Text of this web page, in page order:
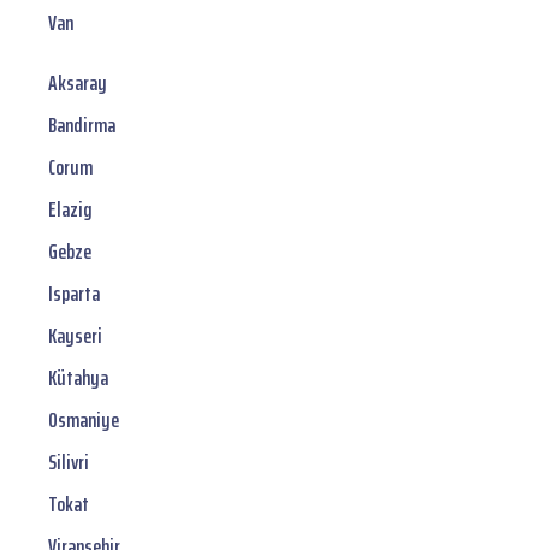
Van
Aksaray
Bandirma
Corum
Elazig
Gebze
Isparta
Kayseri
Kütahya
Osmaniye
Silivri
Tokat